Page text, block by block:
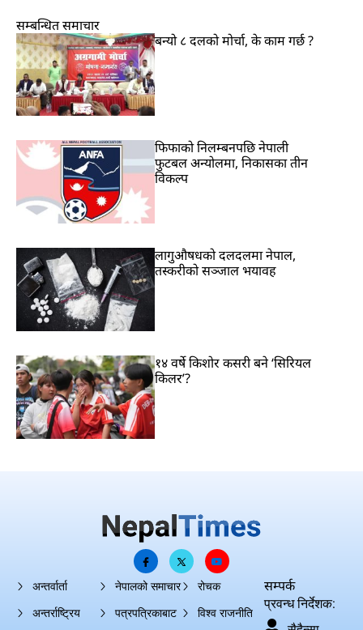
सम्बन्धित समाचार
बन्यो ८ दलको मोर्चा, के काम गर्छ ?
फिफाको निलम्बनपछि नेपाली
फुटबल अन्योलमा, निकासका तीन
विकल्प
लागुऔषधको दलदलमा नेपाल,
तस्करीको सञ्जाल भयावह
१४ वर्षे किशोर कसरी बने ‘सिरियल
किलर’?
अन्तर्वार्ता
अन्तर्राष्ट्रिय
नेपालको समाचार
पत्रपत्रिकाबाट
रोचक
विश्व राजनीति
सम्पर्क
प्रवन्ध निर्देशक: